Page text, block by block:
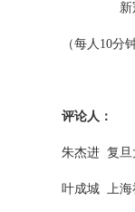
（每人 10分
评论人：
朱杰进 复旦
叶成城 上海